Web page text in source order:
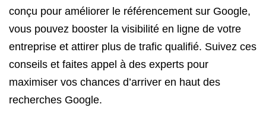
conçu pour améliorer le référencement sur Google,
vous pouvez booster la visibilité en ligne de votre
entreprise et attirer plus de trafic qualifié. Suivez ces
conseils et faites appel à des experts pour
maximiser vos chances d’arriver en haut des
recherches Google.